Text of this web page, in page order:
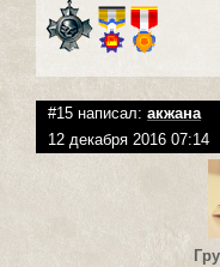
#15 написал: акжана
12 декабря 2016 07:14